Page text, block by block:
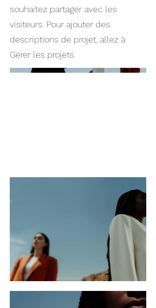
souhaitez partager avec les
visiteurs. Pour ajouter des
descriptions de projet, allez à
Gérer les projets.